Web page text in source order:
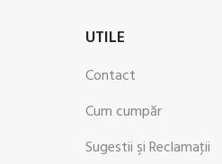
UTILE
Contact
Cum cumpăr
Sugestii şi Reclamaţii